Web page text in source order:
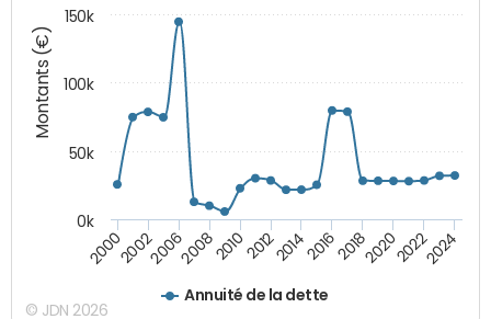
Montants (€)
Annuité de la dette
200020022006200820102012201420162018202020222024
0k
50k
100k
150k
© JDN 2026